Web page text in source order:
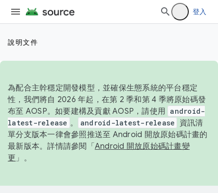
登入
說明文件
為配合主幹穩定開發模型，並確保生態系統的平台穩定
性，我們將自 2026 年起，在第 2 季和第 4 季將原始碼發
布至 AOSP。如要建構及貢獻 AOSP，請使用 android-
latest-release 。 android-latest-release
資訊清
單分支版本一律會參照推送至 Android 開放原始碼計畫的
最新版本。詳情請參閱「 Android 開放原始碼計畫變
更 」。